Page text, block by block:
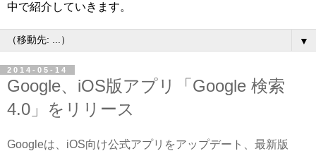
中で紹介していきます。
▼
2014-05-14
Google、iOS版アプリ「Google 検索
4.0」をリリース
Googleは、iOS向け公式アプリをアップデート、最新版